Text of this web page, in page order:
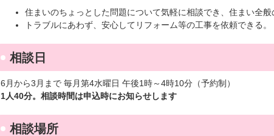
住まいのちょっとした問題について気軽に相談でき、住まい全般
トラブルにあわず、安心してリフォーム等の工事を依頼できる。
相談日
6月から3月まで 毎月第4水曜日 午後1時～4時10分（予約制）
1人40分。相談時間は申込時にお知らせします
相談場所